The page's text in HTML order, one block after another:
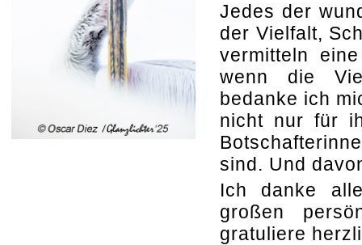
Jedes der
der Vielfalt,
vermitteln
wenn die
bedanke ich
nicht nur für
sind. Und
Ich danke
großen
gratuliere